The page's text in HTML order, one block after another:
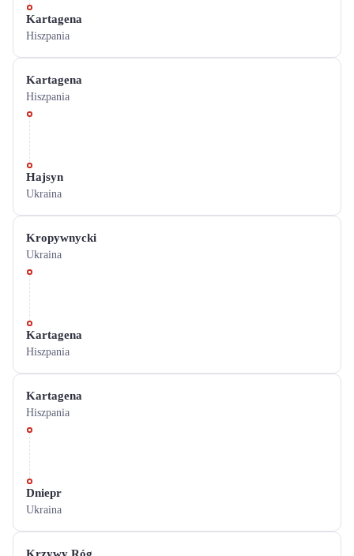
Kartagena
Hiszpania
Kartagena
Hiszpania
Hajsyn
Ukraina
Kropywnycki
Ukraina
Kartagena
Hiszpania
Kartagena
Hiszpania
Dniepr
Ukraina